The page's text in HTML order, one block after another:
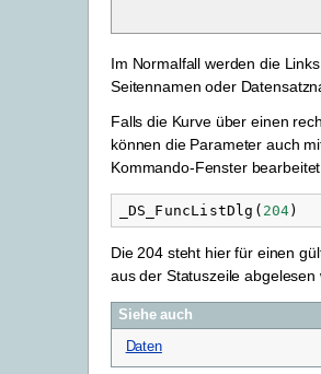
Im Normalfall werden die
Seitennamen oder
Falls die Kurve über einen
können die Parameter auch
Kommando-Fenster
_DS_FuncListDlg ( 204)
Die 204 steht hier für einen
aus der Statuszeile abgelesen
Siehe auch
Daten